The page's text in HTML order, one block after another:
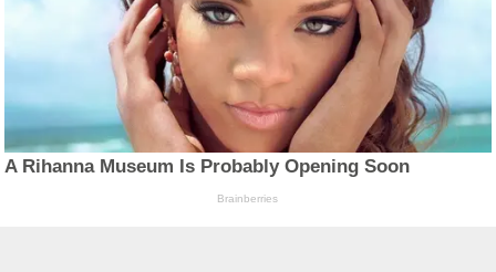
A Rihanna Museum Is Probably Opening Soon
Brainberries